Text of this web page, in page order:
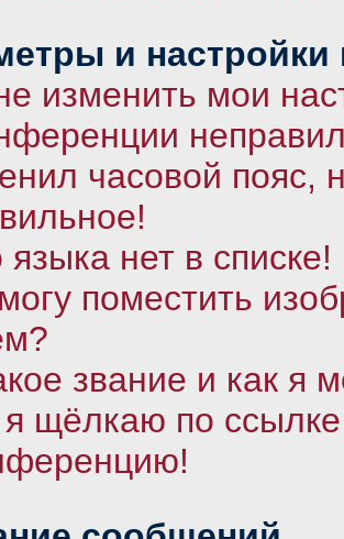
и настройки
изменить мои
часовой пояс,
нет в списке!
поместить
звание и как я
я щёлкаю по